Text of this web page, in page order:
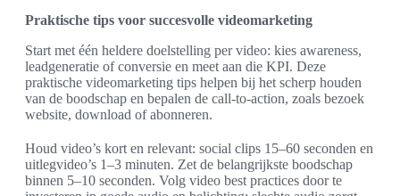
Praktische tips voor succesvolle videomarketing
Start met één heldere doelstelling per video: kies awareness,
leadgeneratie of conversie en meet aan die KPI. Deze
praktische videomarketing tips helpen bij het scherp houden
van de boodschap en bepalen de call-to-action, zoals bezoek
website, download of abonneren.
Houd video’s kort en relevant: social clips 15–60 seconden en
uitlegvideo’s 1–3 minuten. Zet de belangrijkste boodschap
binnen 5–10 seconden. Volg video best practices door te